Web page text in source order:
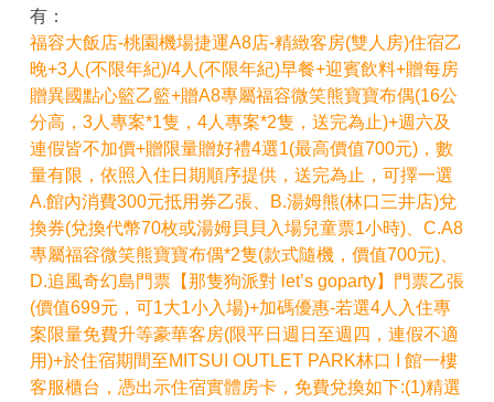
有：
福容大飯店-桃園機場捷運A8店-精緻客房(雙人房)住宿乙
晚+3人(不限年紀)/4人(不限年紀)早餐+迎賓飲料+贈每房
贈異國點心籃乙籃+贈A8專屬福容微笑熊寶寶布偶(16公
分高，3人專案*1隻，4人專案*2隻，送完為止)+週六及
連假皆不加價+贈限量贈好禮4選1(最高價值700元)，數
量有限，依照入住日期順序提供，送完為止，可擇一選
A.館內消費300元抵用券乙張、B.湯姆熊(林口三井店)兌
換券(兌換代幣70枚或湯姆貝貝入場兒童票1小時)、C.A8
專屬福容微笑熊寶寶布偶*2隻(款式隨機，價值700元)、
D.追風奇幻島門票【那隻狗派對 let’s goparty】門票乙張
(價值699元，可1大1小入場)+加碼優惠-若選4人入住專
案限量免費升等豪華客房(限平日週日至週四，連假不適
用)+於住宿期間至MITSUI OUTLET PARK林口 I 館一樓
客服櫃台，憑出示住宿實體房卡，免費兌換如下:(1)精選